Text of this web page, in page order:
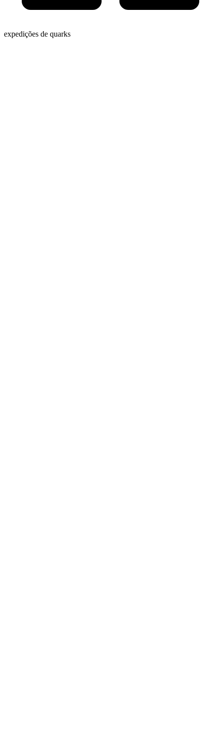
expedições de quarks